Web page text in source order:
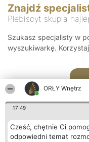
ORŁY Wnętrz
17:49
Cześć, chętnie Ci
odpowiedni temat
Znajdź
Plebiscyt skupia
Szukasz specjalisty w
wyszukiwarkę.